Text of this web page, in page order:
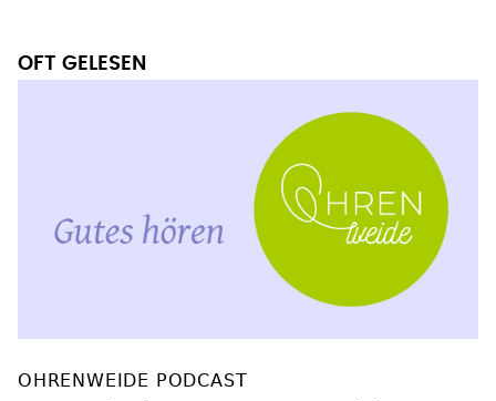
OFT GELESEN
OHRENWEIDE PODCAST